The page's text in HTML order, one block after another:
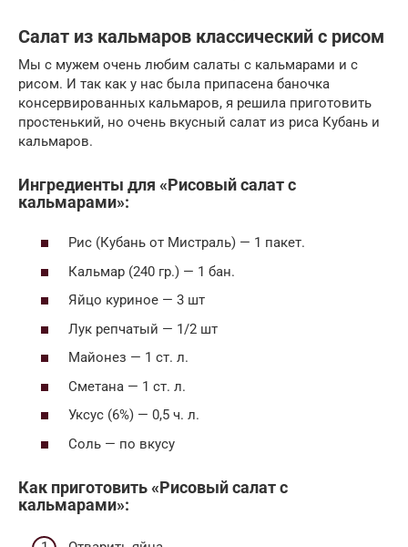
Салат из кальмаров классический с рисом
Мы с мужем очень любим салаты с кальмарами и с
рисом. И так как у нас была припасена баночка
консервированных кальмаров, я решила приготовить
простенький, но очень вкусный салат из риса Кубань и
кальмаров.
Ингредиенты для «Рисовый салат с
кальмарами»:
Рис (Кубань от Мистраль) — 1 пакет.
Кальмар (240 гр.) — 1 бан.
Яйцо куриное — 3 шт
Лук репчатый — 1/2 шт
Майонез — 1 ст. л.
Сметана — 1 ст. л.
Уксус (6%) — 0,5 ч. л.
Соль — по вкусу
Как приготовить «Рисовый салат с
кальмарами»: